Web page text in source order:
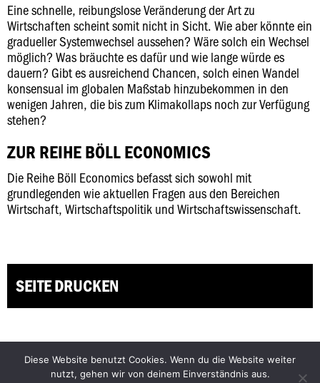
Eine schnelle, reibungslose Veränderung der Art zu
Wirtschaften scheint somit nicht in Sicht. Wie aber könnte ein
gradueller Systemwechsel aussehen? Wäre solch ein Wechsel
möglich? Was bräuchte es dafür und wie lange würde es
dauern? Gibt es ausreichend Chancen, solch einen Wandel
konsensual im globalen Maßstab hinzubekommen in den
wenigen Jahren, die bis zum Klimakollaps noch zur Verfügung
stehen?
ZUR REIHE BÖLL ECONOMICS
Die Reihe Böll Economics befasst sich sowohl mit
grundlegenden wie aktuellen Fragen aus den Bereichen
Wirtschaft, Wirtschaftspolitik und Wirtschaftswissenschaft.
SEITE DRUCKEN
Facebook
Bluesky
Diese Website benutzt Cookies. Wenn du die Website weiter
nutzt, gehen wir von deinem Einverständnis aus.